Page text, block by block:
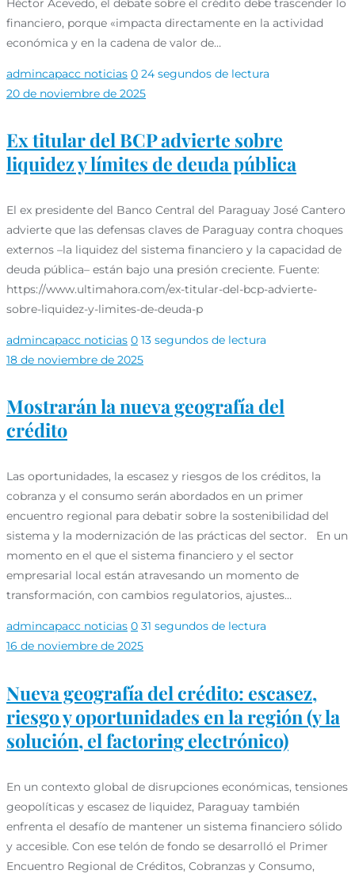
Héctor Acevedo, el debate sobre el crédito debe trascender lo
financiero, porque «impacta directamente en la actividad
económica y en la cadena de valor de…
admincapacc noticias 0 24 segundos de lectura
20 de noviembre de 2025
Ex titular del BCP advierte sobre
liquidez y límites de deuda pública
El ex presidente del Banco Central del Paraguay José Cantero
advierte que las defensas claves de Paraguay contra choques
externos –la liquidez del sistema financiero y la capacidad de
deuda pública– están bajo una presión creciente. Fuente:
https://www.ultimahora.com/ex-titular-del-bcp-advierte-
sobre-liquidez-y-limites-de-deuda-p
admincapacc noticias 0 13 segundos de lectura
18 de noviembre de 2025
Mostrarán la nueva geografía del
crédito
Las oportunidades, la escasez y riesgos de los créditos, la
cobranza y el consumo serán abordados en un primer
encuentro regional para debatir sobre la sostenibilidad del
sistema y la modernización de las prácticas del sector. En un
momento en el que el sistema financiero y el sector
empresarial local están atravesando un momento de
transformación, con cambios regulatorios, ajustes…
admincapacc noticias 0 31 segundos de lectura
16 de noviembre de 2025
Nueva geografía del crédito: escasez,
riesgo y oportunidades en la región (y la
solución, el factoring electrónico)
En un contexto global de disrupciones económicas, tensiones
geopolíticas y escasez de liquidez, Paraguay también
enfrenta el desafío de mantener un sistema financiero sólido
y accesible. Con ese telón de fondo se desarrolló el Primer
Encuentro Regional de Créditos, Cobranzas y Consumo,